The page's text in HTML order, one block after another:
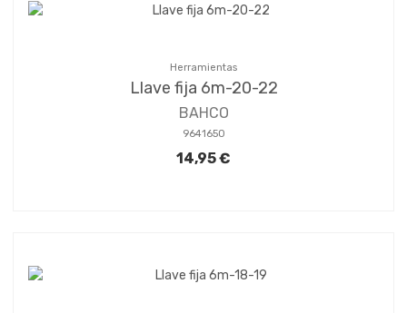
Herramientas
Llave fija 6m-20-22
BAHCO
9641650
14,95 €